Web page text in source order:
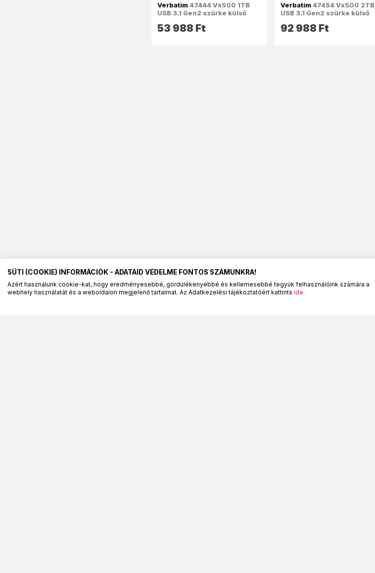
Verbatim47444 Vx500 1TB
USB 3.1 Gen2 szürke külső
53 988 Ft
Verbatim47454 Vx500 2TB
USB 3.1 Gen2 szürke külső
92 988 Ft
SÜTI (COOKIE) INFORMÁCIÓK - ADATAID VÉDELME FONTOS SZÁMUNKRA!
Azért használunk cookie-kat, hogy eredményesebbé, gördülékenyebbé és kellemesebbé tegyük felhasználóink számára a
webhely használatát és a weboldalon megjelenő tartalmat. Az Adatkezelési tájékoztatóért kattints ide.